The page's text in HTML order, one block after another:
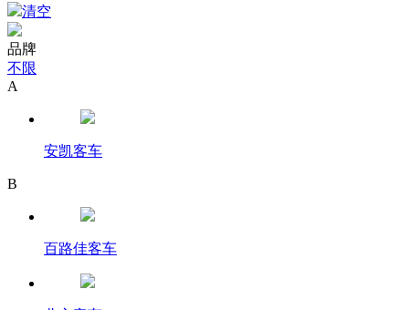
清空
品牌
不限
A
安凯客车
B
百路佳客车